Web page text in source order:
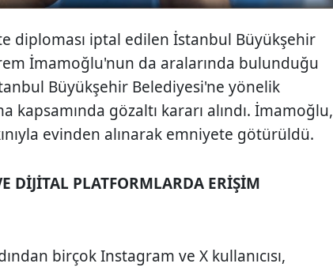
diploması iptal edilen İstanbul Büyükşehir
İmamoğlu'nun da aralarında bulunduğu
Büyükşehir Belediyesi'ne yönelik
gözaltı kararı alındı. İmamoğlu,
evinden alınarak emniyete götürüldü.
DİJİTAL PLATFORMLARDA ERİŞİM
birçok Instagram ve X kullanıcısı,